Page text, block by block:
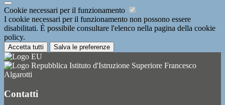
Cookie necessari per il funzionamento
I cookie necessari per il funzionamento non possono essere
disabilitati. È possibile consultare l'elenco nella pagina della cookie
policy.
Accetta tutti Salva le preferenze
Istituto d'Istruzione Superiore Francesco
Algarotti
Contatti